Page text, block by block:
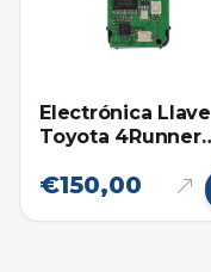
Electrónica Llave
Toyota 4Runner
€150,00